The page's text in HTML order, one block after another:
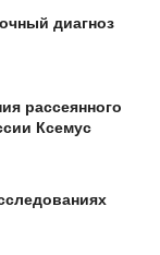
диагноз
рассеянного
Ксемус